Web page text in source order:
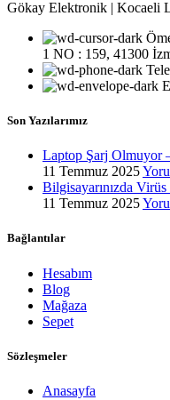
Gökay Elektronik | Kocaeli
1 NO : 159, 41300
Son Yazılarımız
Laptop Şarj Olmuyor
11 Temmuz 2025
Bilgisayarınızda
11 Temmuz 2025
Bağlantılar
Hesabım
Blog
Mağaza
Sepet
Sözleşmeler
Anasayfa